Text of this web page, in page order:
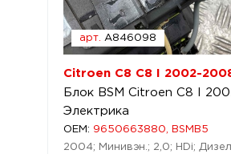
арт. A846098
Citroen C8 C8 I 2002-
Блок BSM Citroen C8 I
Электрика
OEM: 9650663880, BSMB5
2004; Минивэн.; 2,0; HDi;